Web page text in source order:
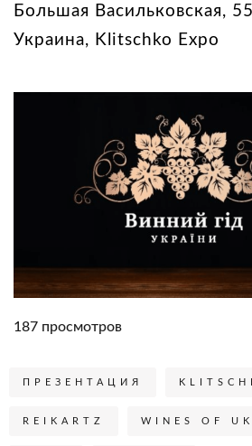
Большая Васильковская,
Украина, Klitschko Expo
187 просмотров
ПРЕЗЕНТАЦИЯ
REIKARTZ WINES OF